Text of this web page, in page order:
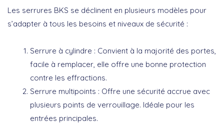
Les serrures BKS se déclinent en plusieurs modèles pour
s’adapter à tous les besoins et niveaux de sécurité :
Serrure à cylindre : Convient à la majorité des portes,
facile à remplacer, elle offre une bonne protection
contre les effractions.
Serrure multipoints : Offre une sécurité accrue avec
plusieurs points de verrouillage. Idéale pour les
entrées principales.